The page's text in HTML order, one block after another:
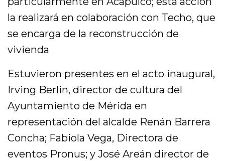
la realizará en colaboración con Techo, que
se encarga de la reconstrucción de
vivienda
Estuvieron presentes en el acto inaugural,
Irving Berlin, director de cultura del
Ayuntamiento de Mérida en
representación del alcalde Renán Barrera
Concha; Fabiola Vega, Directora de
eventos Pronus; y José Areán director de